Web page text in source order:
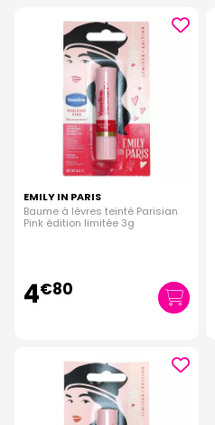
EMILY IN PARIS
Baume à lèvres teinté Parisian
Pink édition limitée 3g
4€80